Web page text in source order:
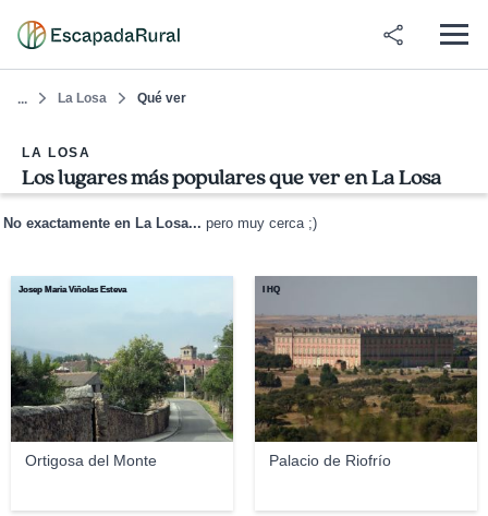
... La Losa Qué ver
LA LOSA
Los lugares más populares que ver en La Losa
No exactamente en La Losa... pero muy cerca ;)
Ortigosa del Monte
Josep Maria Viñolas Esteva
Palacio de Riofrío
I HQ